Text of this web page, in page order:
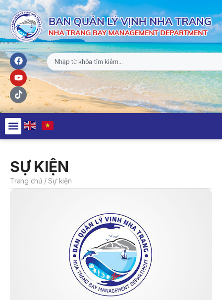
SỰ KIỆN
Trang chủ /Sự kiện